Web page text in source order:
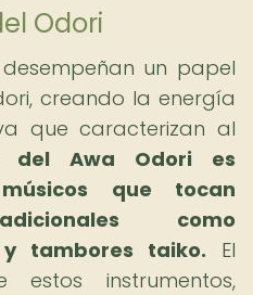
Odori
un papel
creando la energía
que caracterizan al
del Awa Odori es
que tocan
como
tambores taiko. El
estos instrumentos,